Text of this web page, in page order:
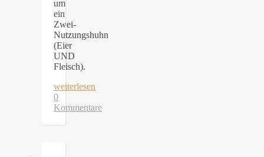
um
ein
Zwei-
Nutzungshuhn
(Eier
UND
Fleisch).
weiterlesen
0
Kommentare